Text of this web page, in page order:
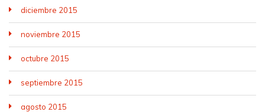
diciembre 2015
noviembre 2015
octubre 2015
septiembre 2015
agosto 2015